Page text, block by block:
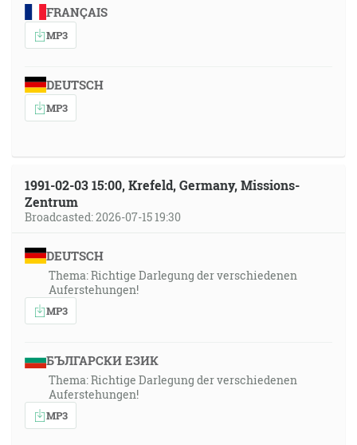
FRANÇAIS
MP3
DEUTSCH
MP3
1991-02-03 15:00, Krefeld, Germany, Missions-
Zentrum
Broadcasted: 2026-07-15 19:30
DEUTSCH
Thema: Richtige Darlegung der verschiedenen
Auferstehungen!
MP3
БЪЛГАРСКИ ЕЗИК
Thema: Richtige Darlegung der verschiedenen
Auferstehungen!
MP3